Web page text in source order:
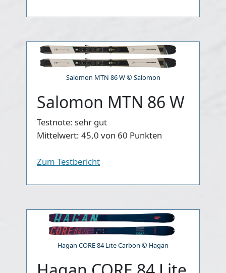
Salomon MTN 86 W © Salomon
Salomon MTN 86 W
Testnote: sehr gut
Mittelwert: 45,0 von 60 Punkten
Zum Testbericht
Hagan CORE 84 Lite Carbon © Hagan